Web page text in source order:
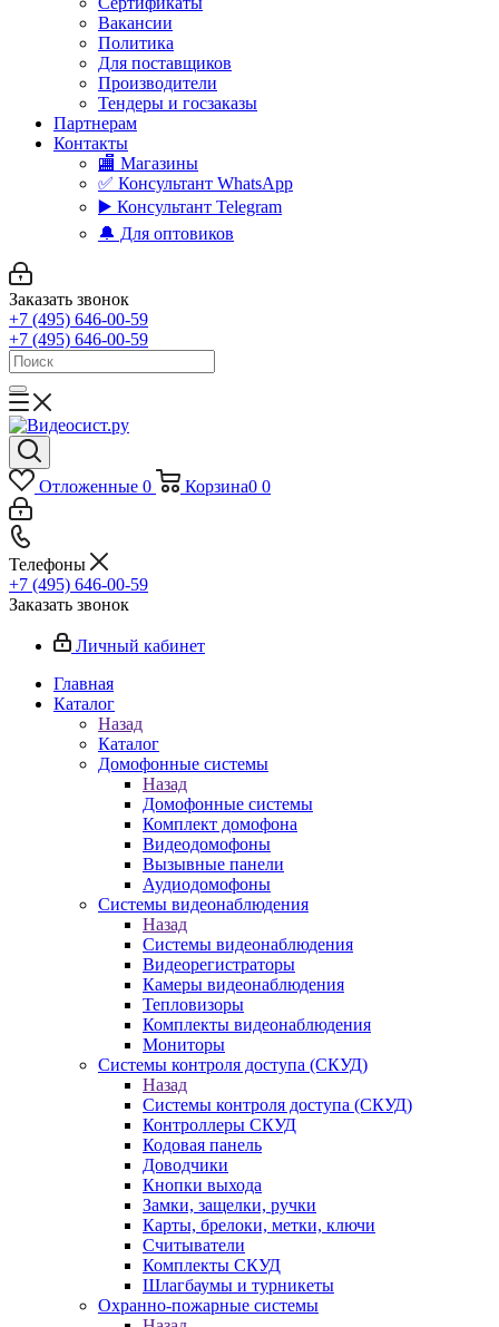
Вакансии
Политика
Для поставщиков
Производители
Тендеры и госзаказы
Партнерам
Контакты
🏬 Магазины
✅️ Консультант WhatsApp
▶️ Консультант Telegram
🔔 Для оптовиков
Заказать звонок
+7 (495) 646-00-59
+7 (495) 646-00-59
Отложенные 0 Корзина0 0
Телефоны
+7 (495) 646-00-59
Заказать звонок
Личный кабинет
Главная
Каталог
Назад
Каталог
Домофонные системы
Назад
Домофонные системы
Комплект домофона
Видеодомофоны
Вызывные панели
Аудиодомофоны
Системы видеонаблюдения
Назад
Системы видеонаблюдения
Видеорегистраторы
Камеры видеонаблюдения
Тепловизоры
Комплекты видеонаблюдения
Мониторы
Системы контроля доступа (СКУД)
Назад
Системы контроля доступа (СКУД)
Контроллеры СКУД
Кодовая панель
Доводчики
Кнопки выхода
Замки, защелки, ручки
Карты, брелоки, метки, ключи
Считыватели
Комплекты СКУД
Шлагбаумы и турникеты
Охранно-пожарные системы